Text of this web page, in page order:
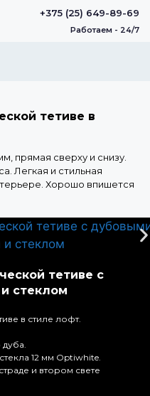
+375 (25) 649-89-69
Работаем - 24/7
тетиве в
прямая сверху и снизу.
Легкая и стильная
Хорошо впишется
тетиве с
стеклом
в стиле лофт.
12 мм Optiwhite.
и втором свете